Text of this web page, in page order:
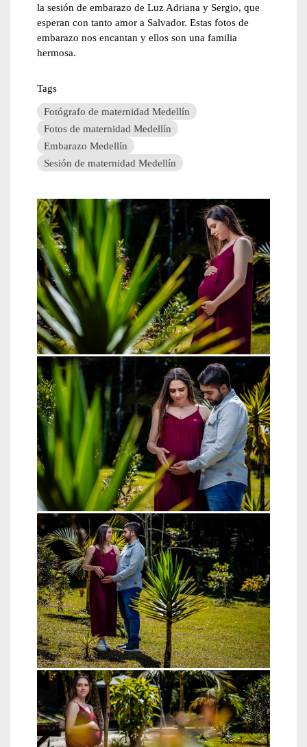
la sesión de embarazo de Luz Adriana y Sergio, que
esperan con tanto amor a Salvador. Estas fotos de
embarazo nos encantan y ellos son una familia
hermosa.
Tags
Fotógrafo de maternidad Medellín
Fotos de maternidad Medellín
Embarazo Medellín
Sesión de maternidad Medellín